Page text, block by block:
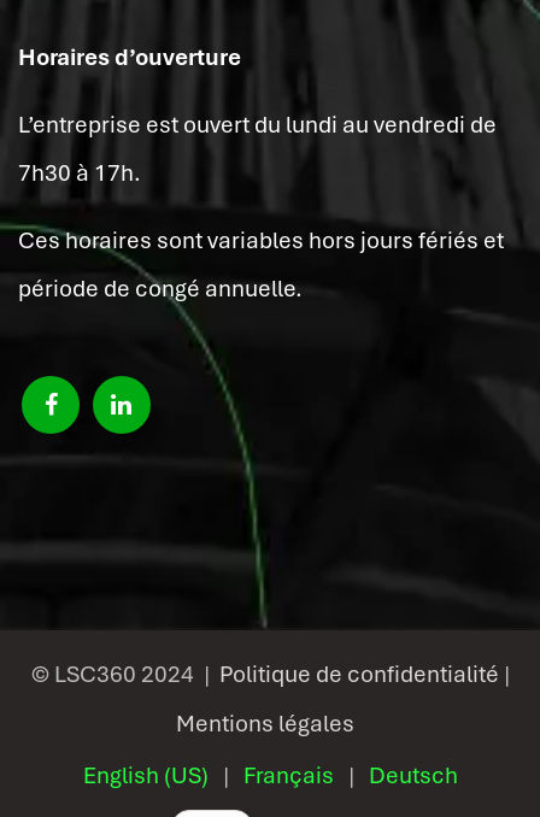
Horaires d’ouverture
L’entreprise est ouvert du lundi au vendredi de
7h30 à 17h.
Ces horaires sont variables hors jours fériés et
période de congé annuelle.
© LSC360 2024 | Politique de confidentialité |
Mentions légales
English (US) | Français | Deutsch